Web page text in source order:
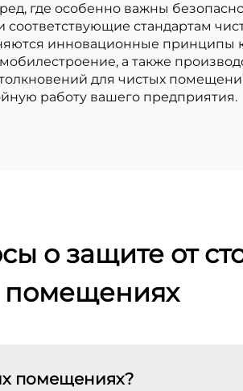
где особенно важны
стандартам
инновационные принципы
а также
для чистых
работу вашего предприятия.
о защите от
помещениях
помещениях?